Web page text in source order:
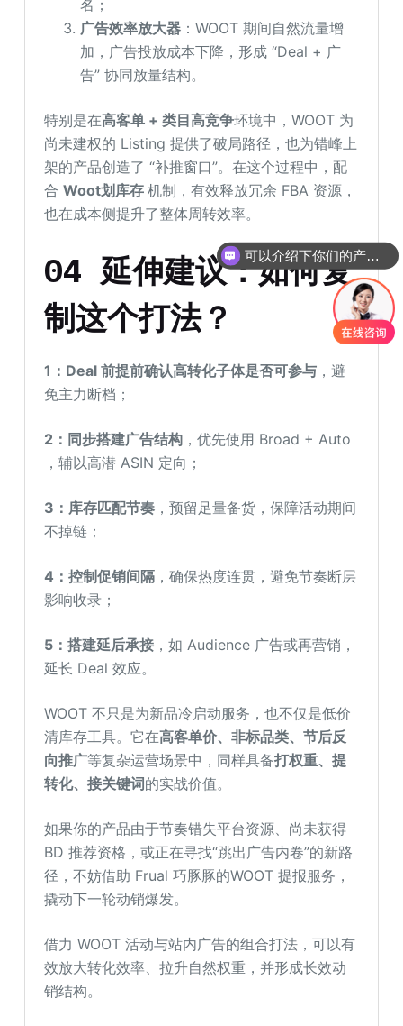
名；
广告效率放大器 ：WOOT 期间自然流量增
加，广告投放成本下降，形成 “Deal + 广
告” 协同放量结构。
特别是在高客单 + 类目高竞争环境中，WOOT 为
尚未建权的 Listing 提供了破局路径，也为错峰上
架的产品创造了 “补推窗口”。在这个过程中，配
合Woot划库存机制，有效释放冗余 FBA 资源，
也在成本侧提升了整体周转效率。
04 延伸建议：如何复
制这个打法？
1：Deal 前提前确认高转化子体是否可参与 ，避
免主力断档；
2：同步搭建广告结构 ，优先使用 Broad + Auto
，辅以高潜 ASIN 定向；
3：库存匹配节奏 ，预留足量备货，保障活动期间
不掉链；
4：控制促销间隔 ，确保热度连贯，避免节奏断层
影响收录；
5：搭建延后承接 ，如 Audience 广告或再营销，
延长 Deal 效应。
WOOT 不只是为新品冷启动服务，也不仅是低价
清库存工具。它在高客单价、非标品类、节后反
向推广等复杂运营场景中，同样具备打权重、提
转化、接关键词的实战价值。
如果你的产品由于节奏错失平台资源、尚未获得
BD 推荐资格，或正在寻找“跳出广告内卷”的新路
径，不妨借助 Frual 巧豚豚的WOOT 提报服务，
撬动下一轮动销爆发。
借力 WOOT 活动与站内广告的组合打法，可以有
效放大转化效率、拉升自然权重，并形成长效动
销结构。
可以介绍下你们的产品么